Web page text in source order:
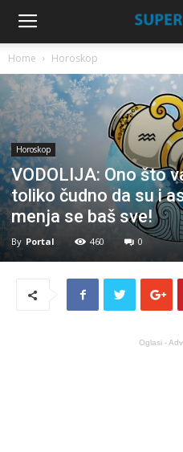
Home Horoskop
Horoskop
VODOLIJA: Ono što
toliko čudno da su i
menja se baš sve!
By Portal 460 0
Oglasi -